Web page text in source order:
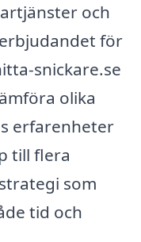
och
för
snickare.se
olika
erfarenheter
till flera
som
tid och